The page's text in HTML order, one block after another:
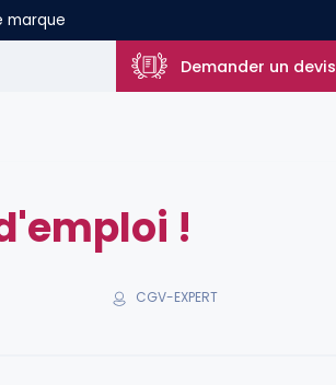
marque
Demander un devis
!
CGV-EXPERT